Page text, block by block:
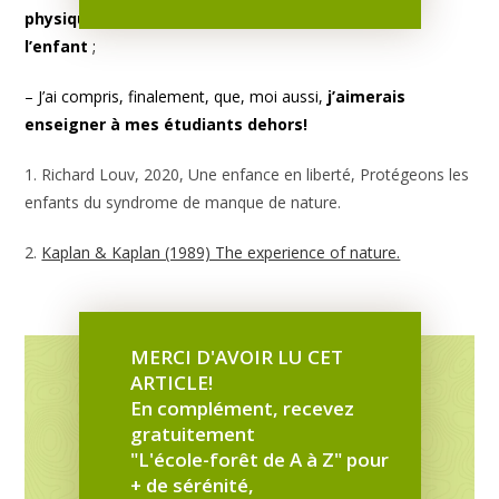
environnementale et leurs compétences cognitives. Notamment
leurs capacités de concentration, de coopération et de
éducation qui s’appuie sur la nature est plus efficace pour les
apprentissages et la réussite scolaire qu’une éducation
les enfants en difficultés”
Crystèle Ferjou installait progressivement sa classe de
département des Deux-Sèvres, devienne“l’école aux 140
paires de bottes, et même un peu plus avec celles des adultes!”
Maintenant Conseillère Pédagogique, Crystèle forme
les enseignants à emmener les enfants dehors!
Le dehors est inclusif, selon Ferjou
physiques et émotionnels du développement de
l’enfant;
– J’ai compris, finalement, que, moi aussi, j’aimerais
enseigner à mes étudiants dehors!
1. Richard Louv, 2020, Une enfance en liberté, Protégeons les
enfants du syndrome de manque de nature.
2. Kaplan & Kaplan (1989) The experience of nature.
MERCI D'AVOIR LU CET
ARTICLE!
En complément, recevez
gratuitement
"L'école-forêt de A à Z" pour
+ de sérénité,